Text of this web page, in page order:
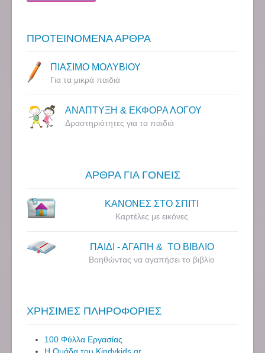
ΠΡΟΤΕΙΝΟΜΕΝΑ ΑΡΘΡΑ
ΠΙΑΣΙΜΟ ΜΟΛΥΒΙΟΥ
Για τα μικρά παιδιά
ΑΝΑΠΤΥΞΗ & ΕΚΦΟΡΑ ΛΟΓΟΥ
Δραστηριότητες για τα παιδιά
ΑΡΘΡΑ ΓΙΑ ΓΟΝΕΙΣ
ΚΑΝΟΝΕΣ ΣΤΟ ΣΠΙΤΙ
Καρτέλες με εικόνες
ΠΑΙΔΙ - ΑΓΑΠΗ & ΤΟ ΒΙΒΛΙΟ
Βοηθώντας να αγαπήσει το βιβλίο
ΧΡΗΣΙΜΕΣ ΠΛΗΡΟΦΟΡΙΕΣ
100 Φύλλα Εργασίας